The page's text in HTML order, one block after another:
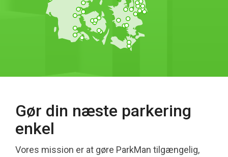
Gør din næste parkering
enkel
Vores mission er at gøre ParkMan tilgængelig,